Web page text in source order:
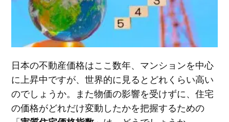
日本の不動産価格はここ数年、マンションを中心
に上昇中ですが、世界的に見るとどれくらい高い
のでしょうか。また物価の影響を受けずに、住宅
の価格がどれだけ変動したかを把握するための